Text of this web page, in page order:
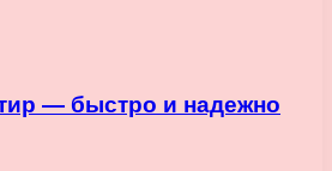
— быстро и надежно